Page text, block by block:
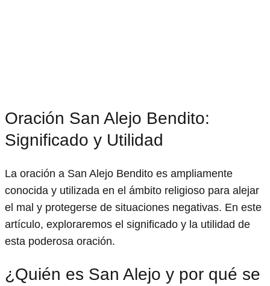
Oración San Alejo Bendito:
Significado y Utilidad
La oración a San Alejo Bendito es ampliamente
conocida y utilizada en el ámbito religioso para alejar
el mal y protegerse de situaciones negativas. En este
artículo, exploraremos el significado y la utilidad de
esta poderosa oración.
¿Quién es San Alejo y por qué se